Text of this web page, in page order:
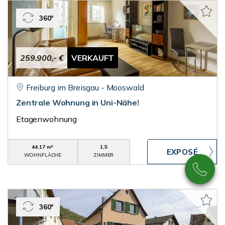
259.900,- € VERKAUFT
360°
Freiburg im Breisgau - Mooswald
Zentrale Wohnung in Uni-Nähe!
Etagenwohnung
44,17 m²
WOHNFLÄCHE
1,5
ZIMMER
360°